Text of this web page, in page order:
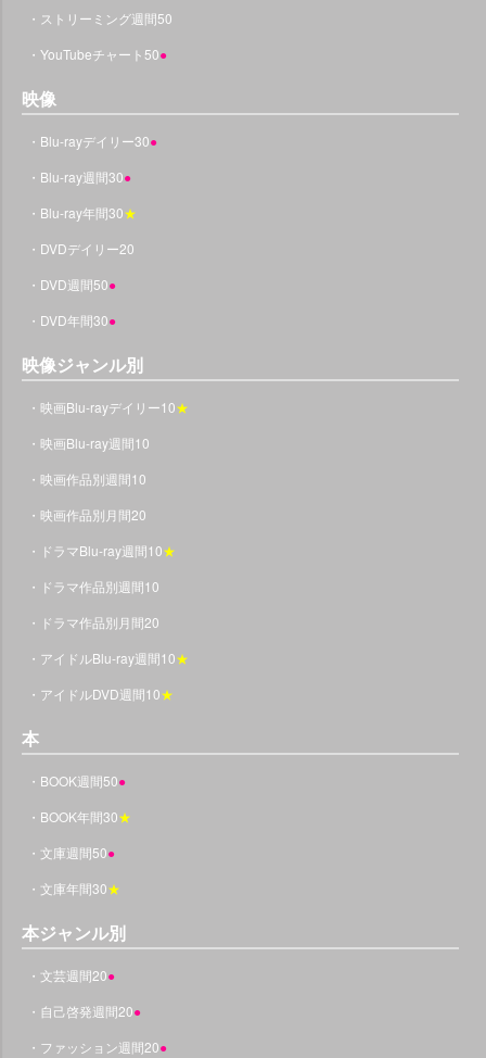
・ストリーミング週間50
・YouTubeチャート50●
映像
・Blu-rayデイリー30●
・Blu-ray週間30●
・Blu-ray年間30★
・DVDデイリー20
・DVD週間50●
・DVD年間30●
映像ジャンル別
・映画Blu-rayデイリー10★
・映画Blu-ray週間10
・映画作品別週間10
・映画作品別月間20
・ドラマBlu-ray週間10★
・ドラマ作品別週間10
・ドラマ作品別月間20
・アイドルBlu-ray週間10★
・アイドルDVD週間10★
本
・BOOK週間50●
・BOOK年間30★
・文庫週間50●
・文庫年間30★
本ジャンル別
・文芸週間20●
・自己啓発週間20●
・ファッション週間20●